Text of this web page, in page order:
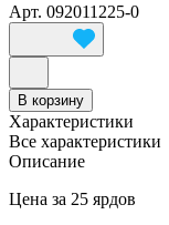
Арт. 092011225-0
В корзину
Характеристики
Все характеристики
Описание
Цена за 25 ярдов